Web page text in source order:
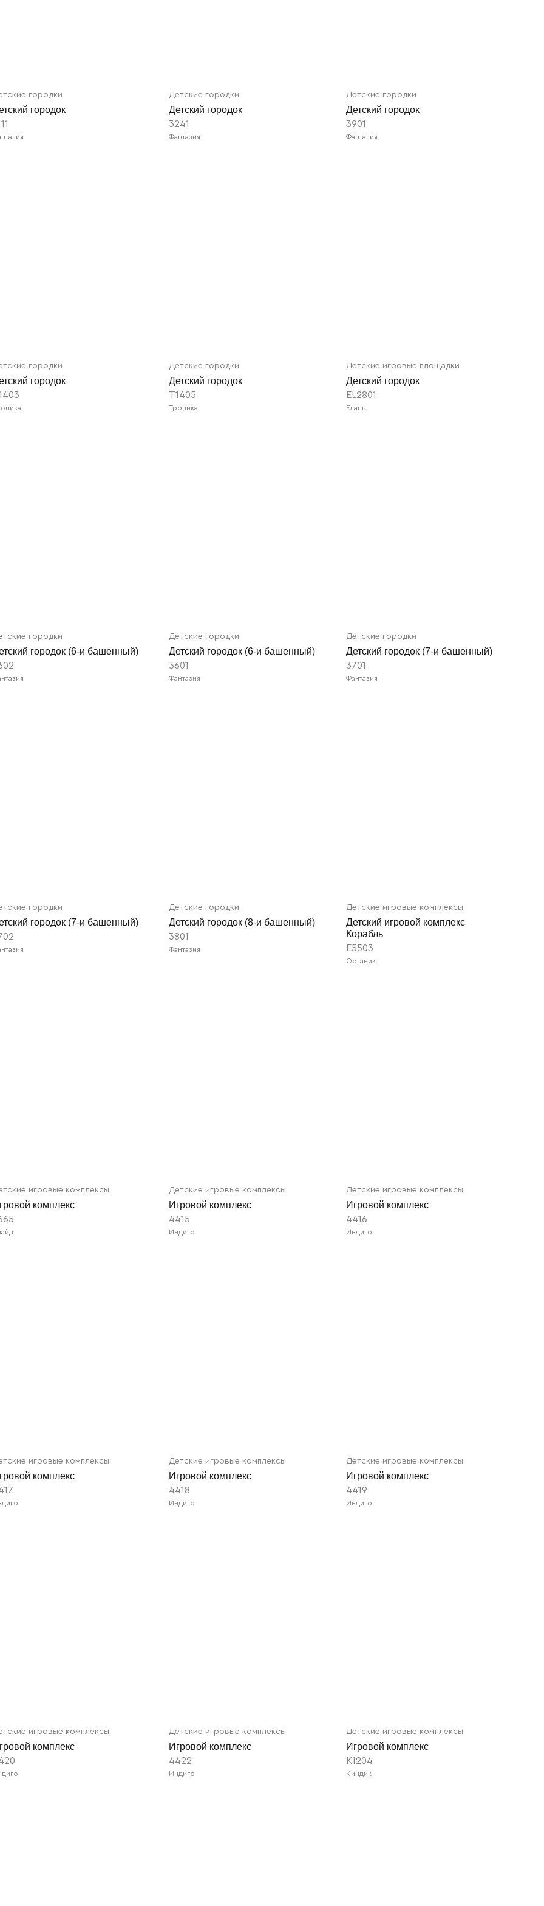
городки
городок
Детские городки
Детский городок
3241
Фантазия
Детские городки
Детский городок
3901
Фантазия
городки
городок
Детские городки
Детский городок
T1405
Тропика
Детские игровые площадки
Детский городок
EL2801
Елань
городки
городок (6-и башенный)
Детские городки
Детский городок (6-и башенный)
3601
Фантазия
Детские городки
Детский городок (7-и башенный)
3701
Фантазия
городки
городок (7-и башенный)
Детские городки
Детский городок (8-и башенный)
3801
Фантазия
Детские игровые комплексы
Детский игровой комплекс
Корабль
E5503
Органик
игровые комплексы
комплекс
Детские игровые комплексы
Игровой комплекс
4415
Индиго
Детские игровые комплексы
Игровой комплекс
4416
Индиго
игровые комплексы
комплекс
Детские игровые комплексы
Игровой комплекс
4418
Индиго
Детские игровые комплексы
Игровой комплекс
4419
Индиго
игровые комплексы
комплекс
Детские игровые комплексы
Игровой комплекс
4422
Индиго
Детские игровые комплексы
Игровой комплекс
K1204
Киндик